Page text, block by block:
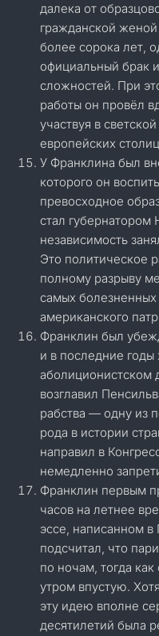
далека от
гражданской
более сорока лет,
официальный брак
сложностей. При
работы он провёл
участвуя в
европейских
У Франклина был
которого он
превосходное
стал
независимость
Это политическое
полному разрыву
самых
американского
Франклин был
и в последние годы
аболиционистском
возглавил
рабства — одну из
рода в истории
направил в
немедленно
Франклин первым
часов на летнее
эссе, написанном
подсчитал, что
по ночам, тогда
утром впустую.
эту идею вполне
десятилетий была